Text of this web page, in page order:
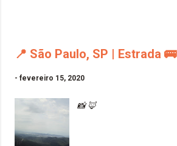
📍 São Paulo, SP | Estrada 🚌
- fevereiro 15, 2020
📸 🦊